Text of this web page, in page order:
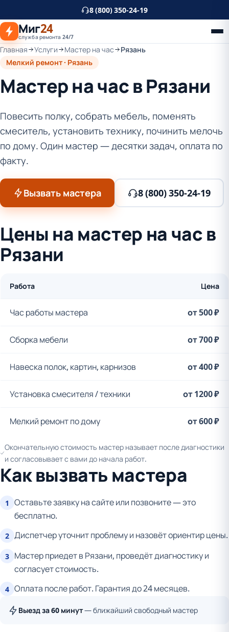
основному
контенту
8 (800) 350-24-19
Миг24
служба ремонта 24/7
Главная Услуги Мастер на час
Рязань
Мелкий ремонт · Рязань
Мастер на час в Рязани
Повесить полку, собрать мебель, поменять
смеситель, установить технику, починить мелочь
по дому. Один мастер — десятки задач, оплата по
факту.
Вызвать мастера 8 (800) 350-24-19
Цены на мастер на час в
Рязани
Работа Цена
Час работы мастера от 500 ₽
Сборка мебели от 700 ₽
Навеска полок, картин, карнизов от 400 ₽
Установка смесителя / техники от 1200 ₽
Мелкий ремонт по дому от 600 ₽
Окончательную стоимость мастер называет после диагностики
и согласовывает с вами до начала работ.
Как вызвать мастера
1
Оставьте заявку на сайте или позвоните — это
бесплатно.
2 Диспетчер уточнит проблему и назовёт ориентир цены.
3 Мастер приедет в Рязани, проведёт диагностику и
согласует стоимость.
4 Оплата после работ. Гарантия до 24 месяцев.
Выезд за 60 минут— ближайший свободный мастер